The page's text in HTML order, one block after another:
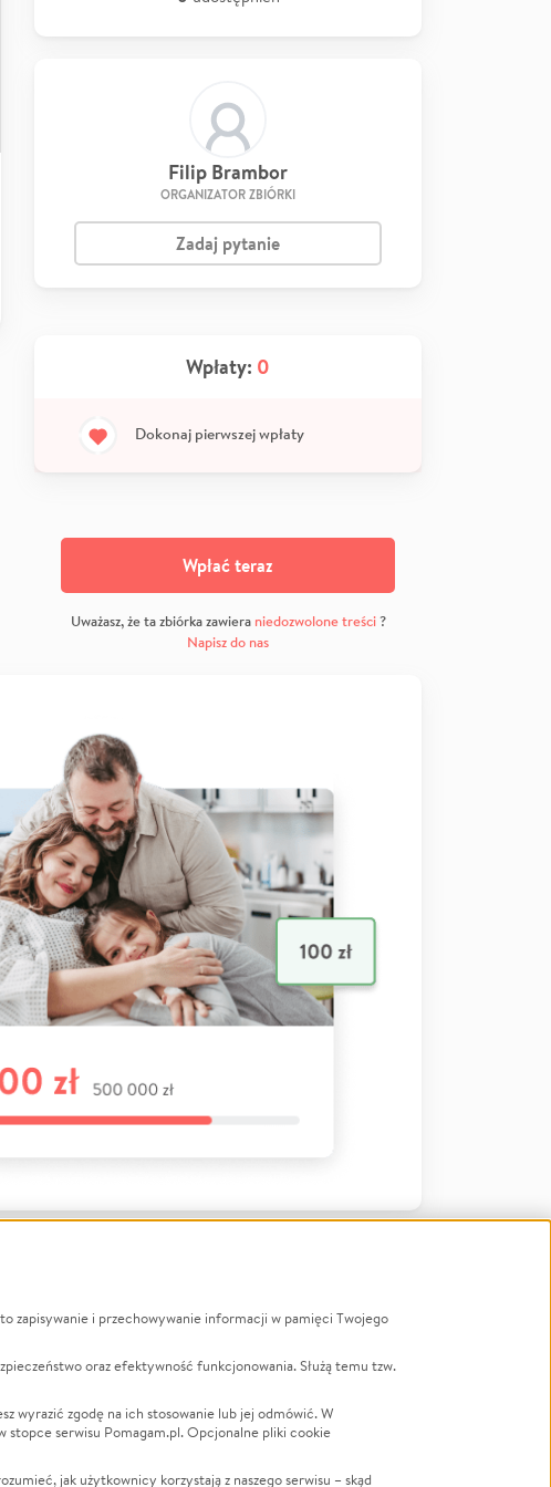
Filip Brambor
ORGANIZATOR ZBIÓRKI
Zadaj pytanie
Wpłaty: 0
Dokonaj pierwszej wpłaty
Wpłać teraz
Uważasz, że ta zbiórka zawiera niedozwolone treści?
Napisz do nas
na
LGBTQ+
Powódź
Wichura
zapisywanie i przechowywanie informacji w pamięci Twojego
oraz efektywność funkcjonowania. Służą temu tzw.
wyrazić zgodę na ich stosowanie lub jej odmówić. W
stopce serwisu Pomagam.pl. Opcjonalne pliki cookie
jak użytkownicy korzystają z naszego serwisu – skąd